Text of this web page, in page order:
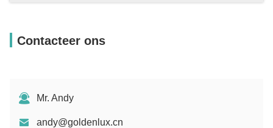
Contacteer ons
Mr. Andy
andy@goldenlux.cn